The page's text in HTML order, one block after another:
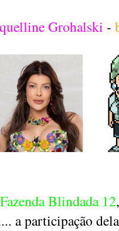
Grohalski -
Blindada 12
a participação